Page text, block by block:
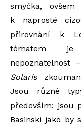
smyčka,
k naprosté
přirovnání k
tématem je
nepoznatelnost –
Solaris
Jsou různé
především: jsou
Basinski jako by